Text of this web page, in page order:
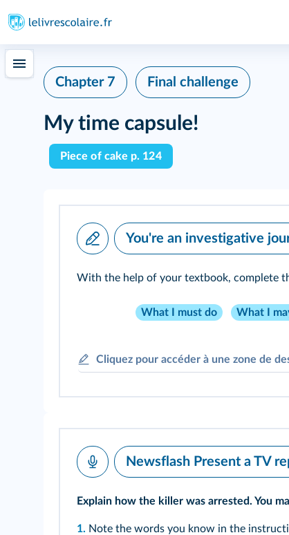
Chapter 7 Final challenge
My time capsule!
Piece of cake p. 124
You're an investigative
With the help of your textbook, complete
What I must do What I
Cliquez pour accéder à une zone de
Newsflash Present a TV
Explain how the killer was arrested. You
1. Note the words you know in the